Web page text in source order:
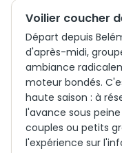
Voilier coucher
Départ depuis
d'après-midi,
ambiance
moteur bondés.
haute saison : à
l'avance sous
couples ou petits
l'expérience sur